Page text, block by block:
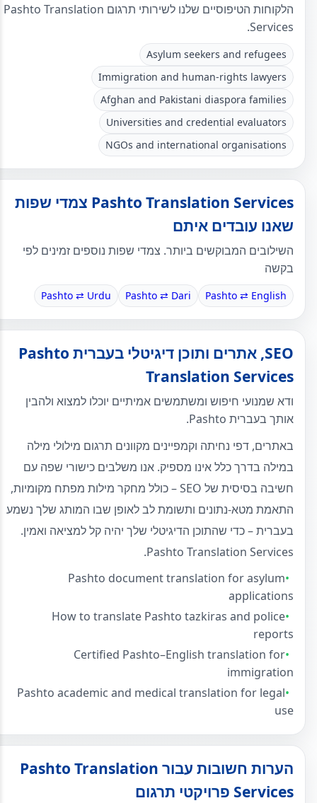
הלקוחות הטיפוסיים שלנו לשירותי תרגום Pashto Translation
Services.
Asylum seekers and refugees
Immigration and human-rights lawyers
Afghan and Pakistani diaspora families
Universities and credential evaluators
NGOs and international organisations
Pashto Translation Services צמדי שפות
שאנו עובדים איתם
השילובים המבוקשים ביותר. צמדי שפות נוספים זמינים לפי
בקשה
Pashto ⇄ English
Pashto ⇄ Dari
Pashto ⇄ Urdu
SEO, אתרים ותוכן דיגיטלי בעברית Pashto
Translation Services
ודא שמנועי חיפוש ומשתמשים אמיתיים יוכלו למצוא ולהבין
אותך בעברית Pashto.
באתרים, דפי נחיתה וקמפיינים מקוונים תרגום מילולי מילה
במילה בדרך כלל אינו מספיק. אנו משלבים כישורי שפה עם
חשיבה בסיסית של SEO – כולל מחקר מילות מפתח מקומיות,
התאמת מטא-נתונים ותשומת לב לאופן שבו המותג שלך נשמע
בעברית – כדי שהתוכן הדיגיטלי שלך יהיה קל למציאה ואמין.
Pashto Translation Services.
Pashto document translation for asylum
applications
How to translate Pashto tazkiras and police
reports
Certified Pashto–English translation for
immigration
Pashto academic and medical translation for legal
use
הערות חשובות עבור Pashto Translation
Services פרויקטי תרגום